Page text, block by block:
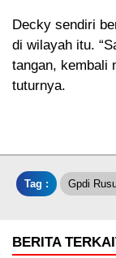
Decky sendiri
di wilayah itu.
tangan, kembali
tuturnya.
Tag : Gpdi
BERITA